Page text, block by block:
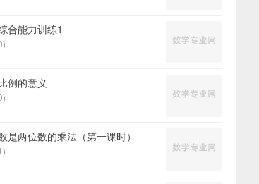
合能力训练1
例的意义
是两位数的乘法（第一课时）